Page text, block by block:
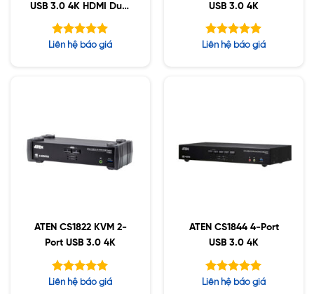
USB 3.0 4K HDMI Dual
Display
Được xếp
Liên hệ báo giá
USB 3.0 4K
Được xếp
Liên hệ báo giá
ATEN CS1822 KVM 2-
Port USB 3.0 4K
Được xếp
Liên hệ báo giá
ATEN CS1844 4-Port
USB 3.0 4K
Được xếp
Liên hệ báo giá